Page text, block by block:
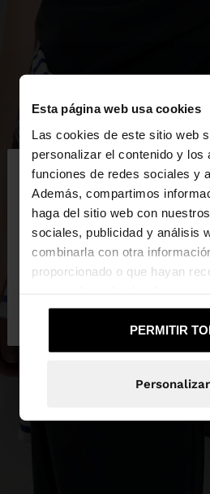
Esta página web usa cookies
Las cookies de este sitio web
personalizar el contenido y los
funciones de redes sociales y
Además, compartimos
haga del sitio web con
sociales, publicidad y análisis
combinarla con otra
proporcionado o que hayan
PERMITIR
Personalizar
hola
Estás accediendo a la web de
a la web de United States?